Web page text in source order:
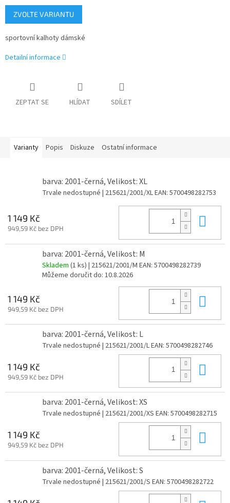
Měrná
cena:
ZVOLTE VARIANTU
sportovní kalhoty dámské
Detailní informace
ZEPTAT SE HLÍDAT SDÍLET
Varianty Popis Diskuze Ostatní informace
barva: 2001-černá, Velikost: XL
Trvale nedostupné | 215621/2001/XLEAN: 5700498282753
1 149 Kč
949,59 Kč bez DPH
barva: 2001-černá, Velikost: M
Skladem (1 ks) | 215621/2001/M EAN: 5700498282739
Můžeme doručit do: 10.8.2026
1 149 Kč
949,59 Kč bez DPH
barva: 2001-černá, Velikost: L
Trvale nedostupné | 215621/2001/LEAN: 5700498282746
1 149 Kč
949,59 Kč bez DPH
barva: 2001-černá, Velikost: XS
Trvale nedostupné | 215621/2001/XS EAN: 5700498282715
1 149 Kč
949,59 Kč bez DPH
barva: 2001-černá, Velikost: S
Trvale nedostupné | 215621/2001/S EAN: 5700498282722